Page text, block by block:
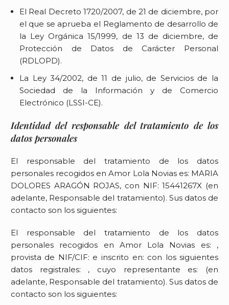
El Real Decreto 1720/2007, de 21 de diciembre, por
el que se aprueba el Reglamento de desarrollo de
la Ley Orgánica 15/1999, de 13 de diciembre, de
Protección de Datos de Carácter Personal
(RDLOPD).
La Ley 34/2002, de 11 de julio, de Servicios de la
Sociedad de la Información y de Comercio
Electrónico (LSSI-CE).
Identidad del responsable del tratamiento de los
datos personales
El responsable del tratamiento de los datos
personales recogidos enAmor Lola Noviases: MARIA
DOLORES ARAGÓN ROJAS, con NIF:15441267X (en
adelante, Responsable del tratamiento). Sus datos de
contacto son los siguientes:
El responsable del tratamiento de los datos
personales recogidos en Amor Lola Novias es: ,
provista de NIF/CIF: e inscrito en: con los siguientes
datos registrales: , cuyo representante es: (en
adelante, Responsable del tratamiento). Sus datos de
contacto son los siguientes: